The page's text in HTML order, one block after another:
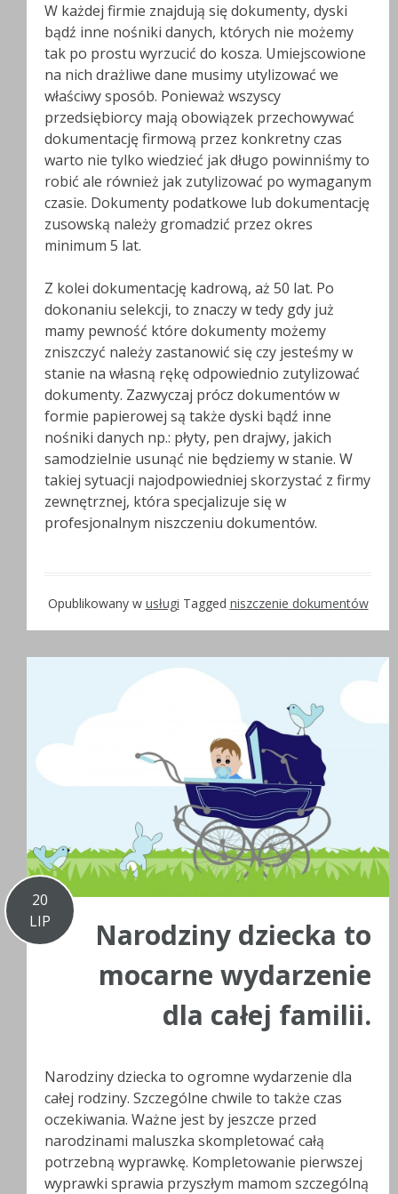
W każdej firmie znajdują się dokumenty, dyski
bądź inne nośniki danych, których nie możemy
tak po prostu wyrzucić do kosza. Umiejscowione
na nich drażliwe dane musimy utylizować we
właściwy sposób. Ponieważ wszyscy
przedsiębiorcy mają obowiązek przechowywać
dokumentację firmową przez konkretny czas
warto nie tylko wiedzieć jak długo powinniśmy to
robić ale również jak zutylizować po wymaganym
czasie. Dokumenty podatkowe lub dokumentację
zusowską należy gromadzić przez okres
minimum 5 lat.
Z kolei dokumentację kadrową, aż 50 lat. Po
dokonaniu selekcji, to znaczy w tedy gdy już
mamy pewność które dokumenty możemy
zniszczyć należy zastanowić się czy jesteśmy w
stanie na własną rękę odpowiednio zutylizować
dokumenty. Zazwyczaj prócz dokumentów w
formie papierowej są także dyski bądź inne
nośniki danych np.: płyty, pen drajwy, jakich
samodzielnie usunąć nie będziemy w stanie. W
takiej sytuacji najodpowiedniej skorzystać z firmy
zewnętrznej, która specjalizuje się w
profesjonalnym niszczeniu dokumentów.
Opublikowany w usługi Tagged niszczenie dokumentów
20
LIP
Narodziny dziecka to
mocarne wydarzenie
dla całej familii.
Narodziny dziecka to ogromne wydarzenie dla
całej rodziny. Szczególne chwile to także czas
oczekiwania. Ważne jest by jeszcze przed
narodzinami maluszka skompletować całą
potrzebną wyprawkę. Kompletowanie pierwszej
wyprawki sprawia przyszłym mamom szczególną